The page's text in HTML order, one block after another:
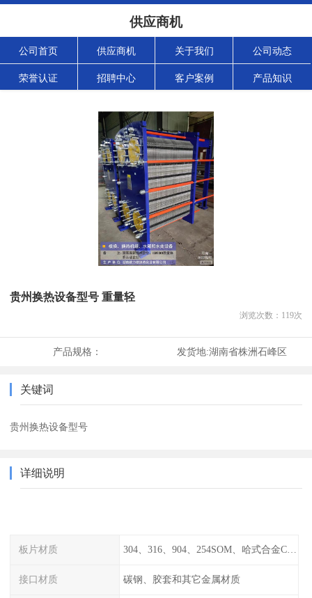
供应商机
公司首页 供应商机 关于我们 公司动态
荣誉认证 招聘中心 客户案例 产品知识
贵州换热设备型号 重量轻
浏览次数： 119次
产品规格： 发货地:湖南省株洲石峰区
关键词
贵州换热设备型号
详细说明
板片材质 304、316、904、254SOM、哈式合金C-276、TA1等
接口材质 碳钢、胶套和其它金属材质